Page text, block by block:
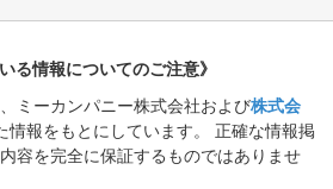
る情報についてのご注意》
ミーカンパニー株式会社および株式会
情報をもとにしています。 正確な情報掲
容を完全に保証するものではありませ